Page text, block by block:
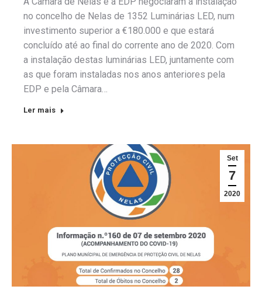
no concelho de Nelas de 1352 Luminárias LED, num
investimento superior a €180.000 e que estará
concluído até ao final do corrente ano de 2020. Com
a instalação destas luminárias LED, juntamente com
as que foram instaladas nos anos anteriores pela
EDP e pela Câmara…
Ler mais
Set
7
2020